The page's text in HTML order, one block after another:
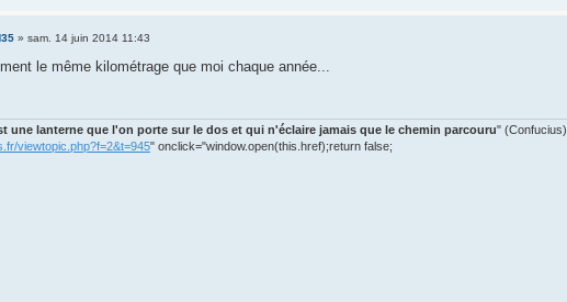
» sam. 14 juin 2014 11:43
le même kilométrage que moi chaque année...
une lanterne que l'on porte sur le dos et qui n'éclaire jamais que le chemin parcouru" (Confucius)
viewtopic.php?f=2&t=945" onclick="window.open(this.href);return false;